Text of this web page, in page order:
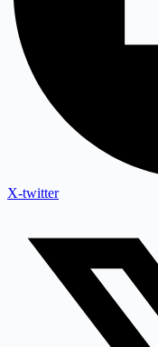
X-twitter